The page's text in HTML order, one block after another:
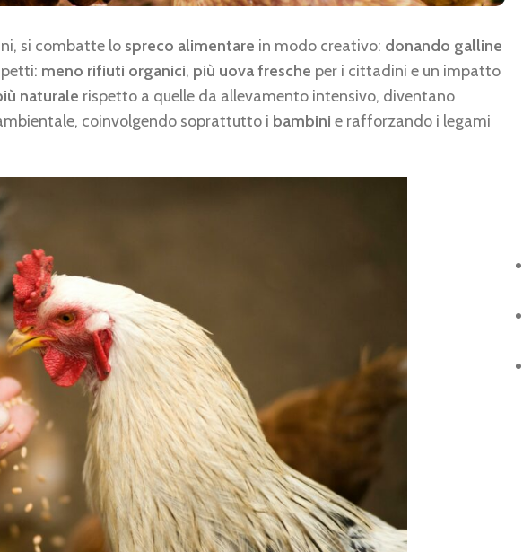
si combatte lo spreco alimentare in modo creativo: donando galline
meno rifiuti organici, più uova fresche per i cittadini e un impatto
naturale rispetto a quelle da allevamento intensivo, diventano
coinvolgendo soprattutto i bambini e rafforzando i legami